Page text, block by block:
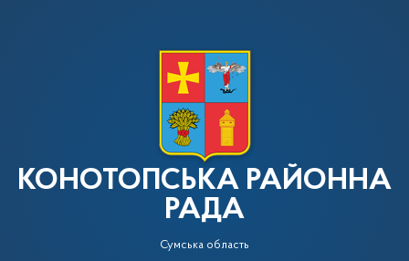
КОНОТОПСЬКА РАЙОННА
РАДА
Сумська область